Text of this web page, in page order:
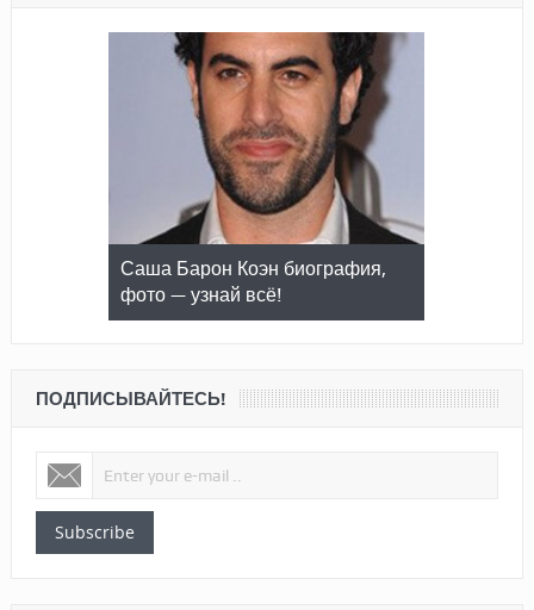
Блейк Лайвли биография, фото
— узнай всё!
ПОДПИСЫВАЙТЕСЬ!
Subscribe